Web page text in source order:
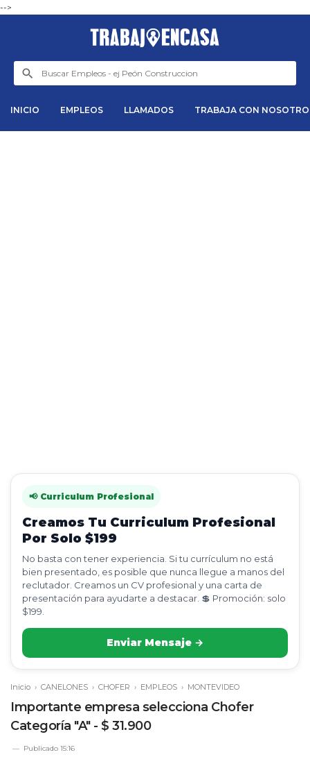
-->
INICIO EMPLEOS LLAMADOS TRABAJA CON
📢 Curriculum Profesional
Creamos Tu Curriculum Profesional
Por Solo $199
No basta con tener experiencia. Si tu currículum no está
bien presentado, es posible que nunca llegue a manos del
reclutador. Creamos un CV profesional y una carta de
presentación para ayudarte a destacar. 💲 Promoción: solo
$199.
Enviar Mensaje →
Inicio › CANELONES › CHOFER › EMPLEOS › MONTEVIDEO
Importante empresa selecciona Chofer
Categoría "A" - $ 31.900
Publicado 15:16